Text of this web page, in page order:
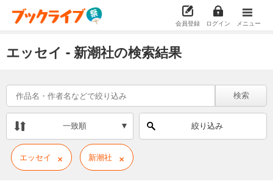
会員登録 ログイン メニュー
エッセイ - 新潮社の検索結果
検索
一致順 絞り込み
エッセイ × 新潮社 ×